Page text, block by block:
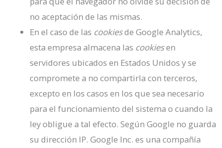
no aceptación de las mismas.
En el caso de las cookiesde Google Analytics,
esta empresa almacena las cookiesen
servidores ubicados en Estados Unidos y se
compromete a no compartirla con terceros,
excepto en los casos en los que sea necesario
para el funcionamiento del sistema o cuando la
ley obligue a tal efecto. Según Google no guarda
su dirección IP. Google Inc. es una compañía